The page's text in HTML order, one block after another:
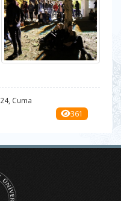
Cuma
361